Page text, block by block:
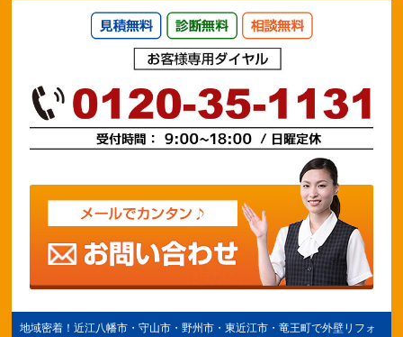
地域密着！近江八幡市 ・守山市・野州市・東近江市 ・竜王町で外壁リフォ